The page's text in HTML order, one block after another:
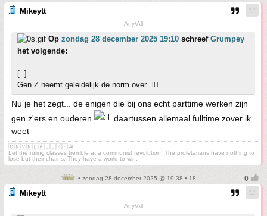
Mikeytt
Any/All
Op zondag 28 december 2025 19:10 schreef Grumpey
het volgende:
[..]
Gen Z neemt geleidelijk de norm over 👍🏼
Nu je het zegt... de enigen die bij ons echt parttime werken zijn
gen z'ers en ouderen
daartussen allemaal fulltime zover ik
weet
🇨🇳🇻🇳🇱🇦🇨🇺🇰🇵☭
Let the ruling classes tremble at a communist revolution. The proletarians have nothing to
lose but their chains. They have a world to win.
• zondag 28 december 2025 @ 19:38 • 18
Mikeytt
Any/All